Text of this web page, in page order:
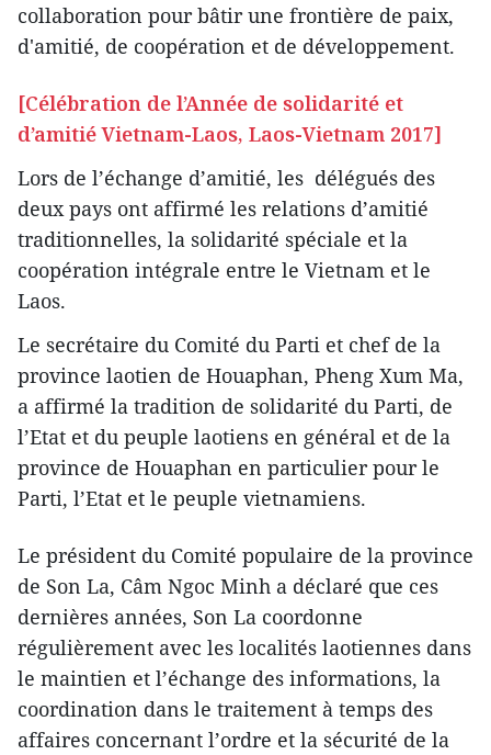
collaboration pour bâtir une frontière de paix,
d'amitié, de coopération et de développement.
[Célébration de l’Année de solidarité et
d’amitié Vietnam-Laos, Laos-Vietnam 2017]
Lors de l’échange d’amitié, les délégués des
deux pays ont affirmé les relations d’amitié
traditionnelles, la solidarité spéciale et la
coopération intégrale entre le Vietnam et le
Laos.
Le secrétaire du Comité du Parti et chef de la
province laotien de Houaphan, Pheng Xum Ma,
a affirmé la tradition de solidarité du Parti, de
l’Etat et du peuple laotiens en général et de la
province de Houaphan en particulier pour le
Parti, l’Etat et le peuple vietnamiens.
Le président du Comité populaire de la province
de Son La, Câm Ngoc Minh a déclaré que ces
dernières années, Son La coordonne
régulièrement avec les localités laotiennes dans
le maintien et l’échange des informations, la
coordination dans le traitement à temps des
affaires concernant l’ordre et la sécurité de la